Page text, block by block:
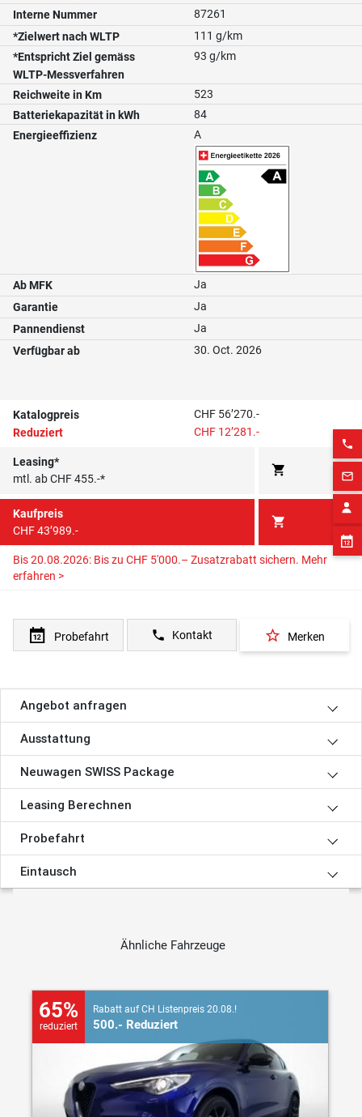
phone
mail_outline
Interne Nummer
87261
*Zielwert nach WLTP
111 g/km
*Entspricht Ziel gemäss
WLTP-Messverfahren
93 g/km
Reichweite in Km
523
Batteriekapazität in kWh
84
Energieeffizienz
A
Ab MFK
Ja
Garantie
Ja
Pannendienst
Ja
Verfügbar ab
30. Oct. 2026
Katalogpreis
CHF 56’270.-
Reduziert
CHF 12’281.-
Leasing*
mtl. ab CHF 455.-*
shopping_cart
Kaufpreis
CHF 43’989.-
shopping_cart
Bis 20.08.2026: Bis zu CHF 5'000.– Zusatzrabatt sichern. Mehr
erfahren >
Probefahrt phone Kontakt star_border Merken
Angebot anfragen
Ausstattung
Neuwagen SWISS Package
Leasing Berechnen
Probefahrt
Eintausch
Ähnliche Fahrzeuge
65%
reduziert
Rabatt auf CH Listenpreis 20.08.!
500.- Reduziert